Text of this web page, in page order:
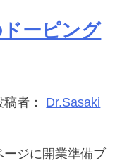
ーピング
者： Dr.Sasaki
ージに開業準備ブ